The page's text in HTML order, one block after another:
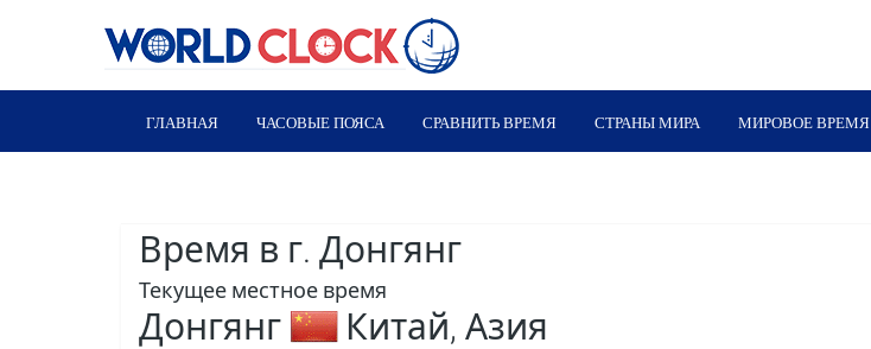
ГЛАВНАЯ ЧАСОВЫЕ ПОЯСА СРАВНИТЬ ВРЕМЯ СТРАНЫ МИРА МИРОВОЕ ВРЕМЯ
Время в г. Донгянг
Текущее местное время
Донгянг Китай, Азия